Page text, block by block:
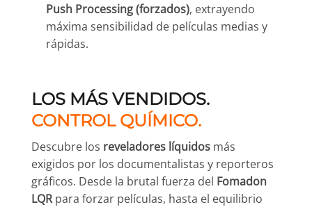
Push Processing (forzados), extrayendo
máxima sensibilidad de películas medias y
rápidas.
LOS MÁS VENDIDOS.
CONTROL QUÍMICO.
Descubre los reveladores líquidos más
exigidos por los documentalistas y reporteros
gráficos. Desde la brutal fuerza del Fomadon
LQRpara forzar películas, hasta el equilibrio